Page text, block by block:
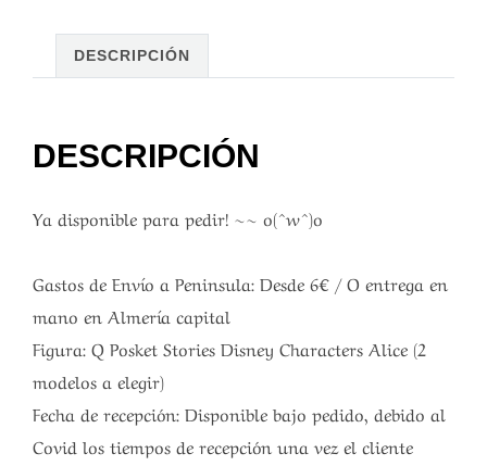
DESCRIPCIÓN
DESCRIPCIÓN
Ya disponible para pedir! ~~ o(^w^)o
Gastos de Envío a Peninsula: Desde 6€ / O entrega en
mano en Almería capital
Figura: Q Posket Stories Disney Characters Alice (2
modelos a elegir)
Fecha de recepción: Disponible bajo pedido, debido al
Covid los tiempos de recepción una vez el cliente